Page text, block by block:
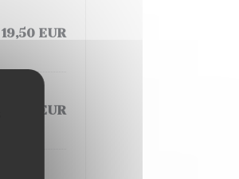
19,50 EUR
18,50 EUR